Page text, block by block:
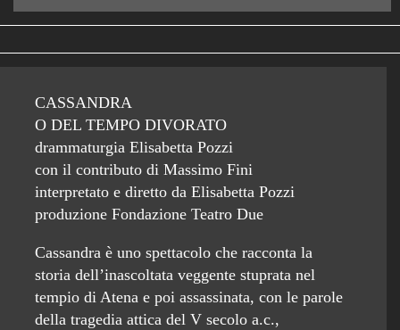
CASSANDRA
O DEL TEMPO DIVORATO
drammaturgia Elisabetta Pozzi
con il contributo di Massimo Fini
interpretato e diretto da Elisabetta Pozzi
produzione Fondazione Teatro Due
Cassandra è uno spettacolo che racconta la
storia dell’inascoltata veggente stuprata nel
tempio di Atena e poi assassinata, con le parole
della tragedia attica del V secolo a.c.,